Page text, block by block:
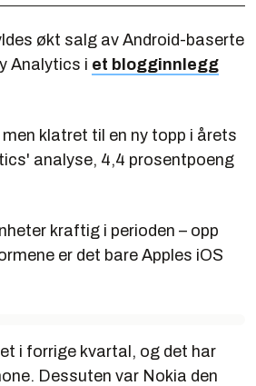
økt salg av Android-baserte
Analytics i et blogginnlegg
klatret til en ny topp i årets
analyse, 4,4 prosentpoeng
kraftig i perioden – opp
er det bare Apples iOS
i forrige kvartal, og det har
Dessuten var Nokia den